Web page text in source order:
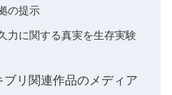
の提示
力に関する真実を生存実験
ブリ関連作品のメディア